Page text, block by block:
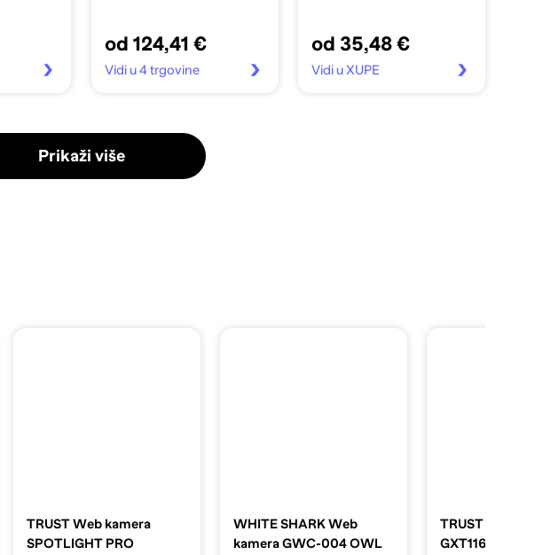
od 124,41 €
Vidi u 4 trgovine
od 35,48 €
Vidi u XUPE
Prikaži više
TRUST Web kamera
SPOTLIGHT PRO
WHITE SHARK Web
kamera GWC-004 OWL
TRUST Web
GXT1160, full